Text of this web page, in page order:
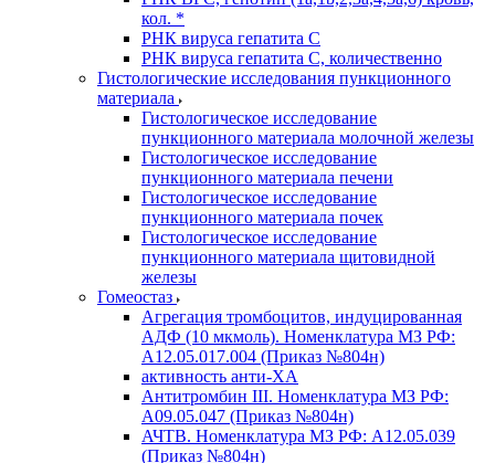
кол. *
РНК вируса гепатита C
РНК вируса гепатита C, количественно
Гистологические исследования пункционного
материала
Гистологическое исследование
пункционного материала молочной железы
Гистологическое исследование
пункционного материала печени
Гистологическое исследование
пункционного материала почек
Гистологическое исследование
пункционного материала щитовидной
железы
Гомеостаз
Агрегация тромбоцитов, индуцированная
АДФ (10 мкмоль). Номенклатура МЗ РФ:
A12.05.017.004 (Приказ №804н)
активность анти-ХА
Антитромбин III. Номенклатура МЗ РФ:
A09.05.047 (Приказ №804н)
АЧТВ. Номенклатура МЗ РФ: A12.05.039
(Приказ №804н)